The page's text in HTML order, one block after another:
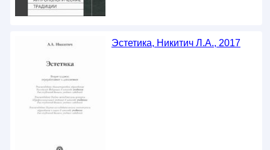
Эстетика, Никитич Л.А., 2017